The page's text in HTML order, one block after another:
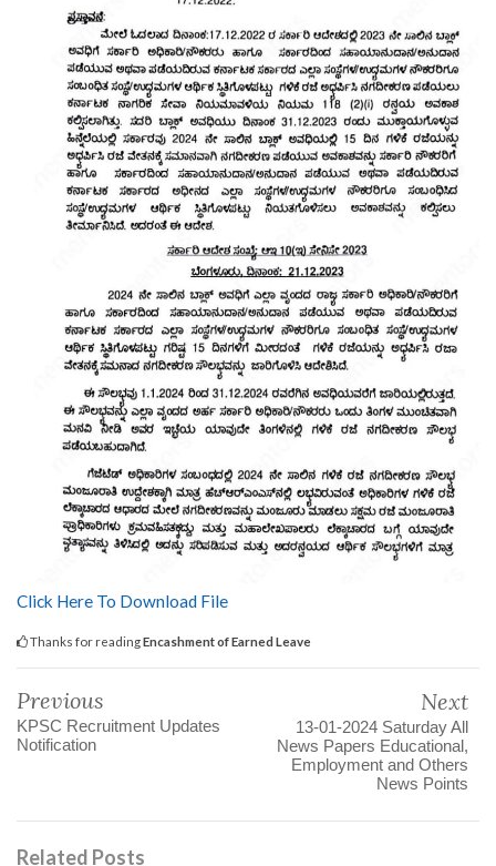
Click Here To Download File
Thanks for readingEncashment of Earned Leave
Previous
KPSC Recruitment Updates
Notification
Next
13-01-2024 Saturday All
News Papers Educational,
Employment and Others
News Points
Related Posts